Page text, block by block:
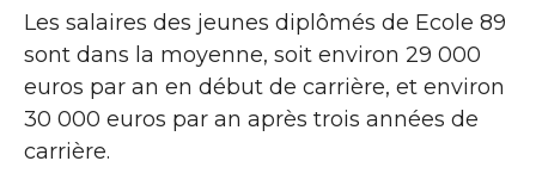
Les salaires des jeunes diplômés de Ecole 89
sont dans la moyenne, soit environ 29 000
euros par an en début de carrière, et environ
30 000 euros par an après trois années de
carrière.